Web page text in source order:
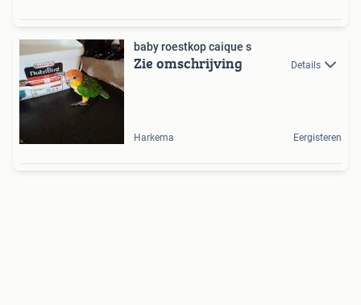
baby roestkop caique s
Zie omschrijving Details
Harkema Eergisteren